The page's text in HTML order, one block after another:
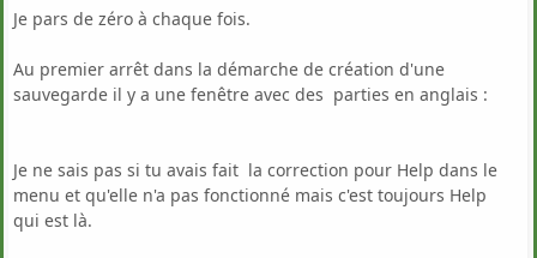
Je pars de zéro à chaque fois.
Au premier arrêt dans la démarche de création d'une
sauvegarde il y a une fenêtre avec des parties en anglais :
Je ne sais pas si tu avais fait la correction pour Help dans le
menu et qu'elle n'a pas fonctionné mais c'est toujours Help
qui est là.